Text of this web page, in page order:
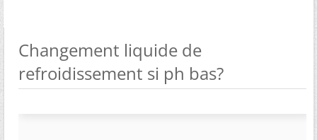
Changement liquide de
refroidissement si ph bas?